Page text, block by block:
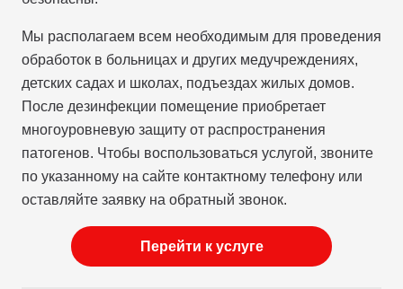
Мы располагаем всем необходимым для проведения
обработок в больницах и других медучреждениях,
детских садах и школах, подъездах жилых домов.
После дезинфекции помещение приобретает
многоуровневую защиту от распространения
патогенов. Чтобы воспользоваться услугой, звоните
по указанному на сайте контактному телефону или
оставляйте заявку на обратный звонок.
Перейти к услуге